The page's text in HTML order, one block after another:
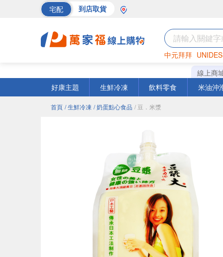
宅配 到店取貨
中元拜拜
罐頭 海苔
線上商
好康主題
生鮮冷凍 飲料零食 米油沖
首頁 / 生鮮冷凍 / 奶蛋點心食品 / 豆．米漿